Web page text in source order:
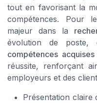
tout en favorisant la
compétences. Pour
majeur dans la
évolution de
compétences acquises
réussite, renforçant
employeurs et des
Présentation claire